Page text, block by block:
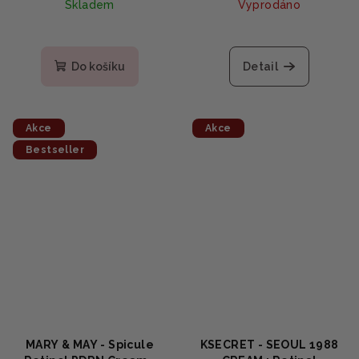
Skladem
Do košíku
hyaluronovou 10ml
Vyprodáno
Detail
Akce
Bestseller
MARY & MAY - Spicule
Akce
KSECRET - SEOUL 1988